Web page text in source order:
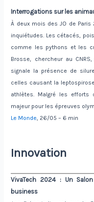
Interrogations sur les
À deux mois des JO de
inquiétudes. Les cétacés,
comme les pythons et les
Brosse, chercheur au
signale la présence de
celles causant la
athlètes. Malgré les
majeur pour les épreuves
Le Monde , 26/05 – 6 min
Innovation
VivaTech 2024 : Un
business